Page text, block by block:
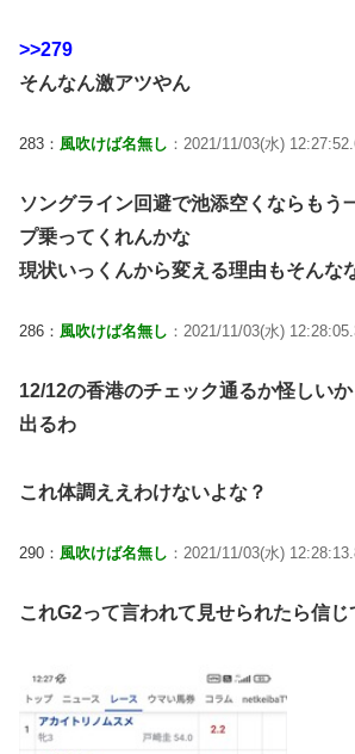
>>279
そんなん激アツやん
283： 風吹けば名無し ：2021/11/03(水)
ソングライン回避で池添空くならもう
プ乗ってくれんかな
現状いっくんから変える理由もそんな
286： 風吹けば名無し ：2021/11/03(水)
12/12の香港のチェック通るか怪しい
出るわ
これ体調ええわけないよな？
290： 風吹けば名無し ：2021/11/03(水)
これG2って言われて見せられたら信じ